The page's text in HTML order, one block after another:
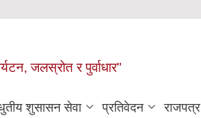
जलस्रोत र पुर्वाधार"
शुसासन सेवा प्रतिवेदन राजपत्र